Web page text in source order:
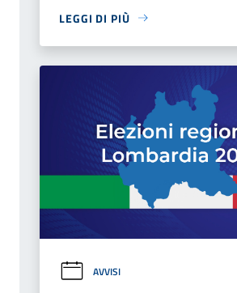
LEGGI DI PIÙ
AVVISI